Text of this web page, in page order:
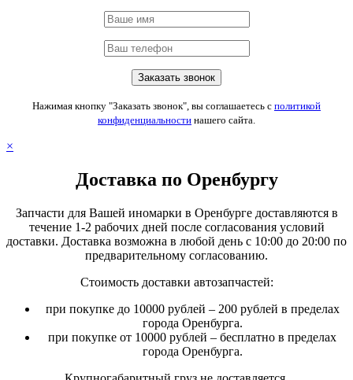
Нажимая кнопку "Заказать звонок", вы соглашаетесь с политикой
конфиденциальности нашего сайта.
×
Доставка по Оренбургу
Запчасти для Вашей иномарки в Оренбурге доставляются в
течение 1-2 рабочих дней после согласования условий
доставки. Доставка возможна в любой день с 10:00 до 20:00 по
предварительному согласованию.
Стоимость доставки автозапчастей:
при покупке до 10000 рублей – 200 рублей в пределах
города Оренбурга.
при покупке от 10000 рублей – бесплатно в пределах
города Оренбурга.